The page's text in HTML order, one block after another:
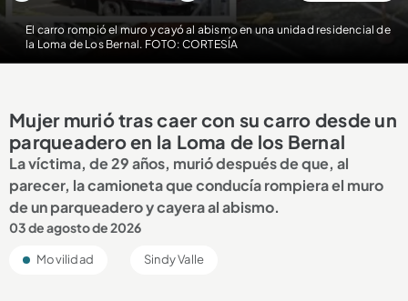
El carro rompió el muro y cayó al abismo en una unidad residencial de
la Loma de Los Bernal. FOTO: CORTESÍA
Mujer murió tras caer con su carro desde un
parqueadero en la Loma de los Bernal
La víctima, de 29 años, murió después de que, al
parecer, la camioneta que conducía rompiera el muro
de un parqueadero y cayera al abismo.
03 de agosto de 2026
Movilidad Sindy Valle